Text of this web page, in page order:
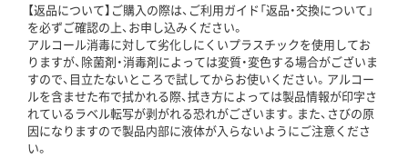
【返品について】ご購入の際は、ご利用ガイド「返品・交換について」
を必ずご確認の上、お申し込みください。
アルコール消毒に対して劣化しにくいプラスチックを使用してお
りますが、除菌剤・消毒剤によっては変質・変色する場合がございま
すので、目立たないところで試してからお使いください。アルコー
ルを含ませた布で拭かれる際、拭き方によっては製品情報が印字さ
れているラベル転写が剥がれる恐れがございます。また、さびの原
因になりますので製品内部に液体が入らないようにご注意くださ
い。